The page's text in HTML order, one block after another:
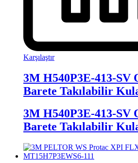
Karşılaştır
3M H540P3E-413-
Barete Takılabilir
3M H540P3E-413-
Barete Takılabilir